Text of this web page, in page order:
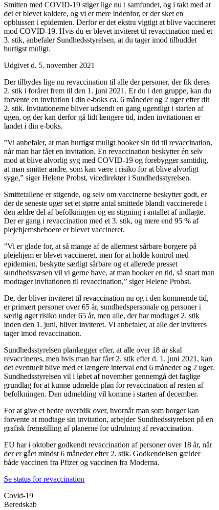
Smitten med COVID-19 stiger lige nu i samfundet, og i takt med at
det er blevet koldere, og vi er mere indenfor, er der sket en
opblussen i epidemien. Derfor er det ekstra vigtigt at blive vaccineret
mod COVID-19. Hvis du er blevet inviteret til revaccination med et
3. stik, anbefaler Sundhedsstyrelsen, at du tager imod tilbuddet
hurtigst muligt.
Udgivet d. 5. november 2021
Der tilbydes lige nu revaccination til alle der personer, der fik deres
2. stik i foråret frem til den 1. juni 2021. Er du i den gruppe, kan du
forvente en invitation i din e-boks ca. 6 måneder og 2 uger efter dit
2. stik. Invitationerne bliver udsendt en gang ugentligt i starten af
ugen, og der kan derfor gå lidt længere tid, inden invitationen er
landet i din e-boks.
”Vi anbefaler, at man hurtigst muligt booker sin tid til revaccination,
når man har fået en invitation. En revaccination beskytter én selv
mod at blive alvorlig syg med COVID-19 og forebygger samtidig,
at man smitter andre, som kan være i risiko for at blive alvorligt
syge,” siger Helene Probst, vicedirektør i Sundhedsstyrelsen.
Smittetallene er stigende, og selv om vaccinerne beskytter godt, er
der de seneste uger set et større antal smittede blandt vaccinerede i
den ældre del af befolkningen og en stigning i antallet af indlagte.
Der er gang i revaccination med et 3. stik, og mere end 95 % af
plejehjemsbeboere er blevet vaccineret.
”Vi er glade for, at så mange af de allermest sårbare borgere på
plejehjem er blevet vaccineret, men for at holde kontrol med
epidemien, beskytte særligt sårbare og et allerede presset
sundhedsvæsen vil vi gerne have, at man booker en tid, så snart man
modtager invitationen til revaccination,” siger Helene Probst.
De, der bliver inviteret til revaccination nu og i den kommende tid,
er primært personer over 65 år, sundhedspersonale og personer i
særlig øget risiko under 65 år, men alle, der har modtaget 2. stik
inden den 1. juni, bliver inviteret. Vi anbefaler, at alle der inviteres
tager imod revaccination.
Sundhedsstyrelsen planlægger efter, at alle over 18 år skal
revaccineres, men hvis man har fået 2. stik efter d. 1. juni 2021, kan
det eventuelt blive med et længere interval end 6 måneder og 2 uger.
Sundhedsstyrelsen vil i løbet af november gennemgå det faglige
grundlag for at kunne udmelde plan for revaccination af resten af
befolkningen. Den udmelding vil komme i starten af december.
For at give et bedre overblik over, hvornår man som borger kan
forvente at modtage sin invitation, arbejder Sundhedsstyrelsen på en
grafisk fremstilling af planerne for udrulning af revaccination.
EU har i oktober godkendt revaccination af personer over 18 år, når
der er gået mindst 6 måneder efter 2. stik. Godkendelsen gælder
både vaccinen fra Pfizer og vaccinen fra Moderna.
Se status for revaccination
Covid-19
Beredskab